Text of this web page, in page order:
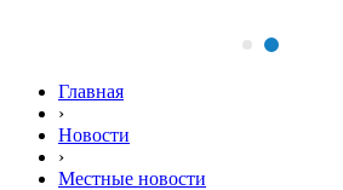
Главная
›
Новости
›
Местные новости